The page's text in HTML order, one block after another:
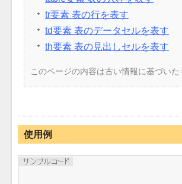
tr要素 表の行を表す
td要素 表のデータセルを表す
th要素 表の見出しセルを表す
このページの内容は古い情報に基づい
使用例